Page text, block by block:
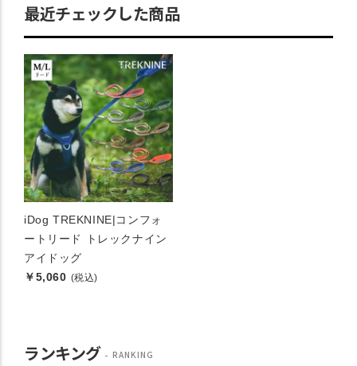
最近チェックした商品
iDog TREKNINE|コンフォ
ートリード トレックナイン
アイドッグ
￥5,060 (税込)
ランキング RANKING